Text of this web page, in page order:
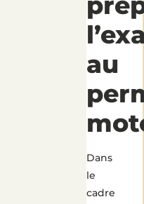
au
Dans
le
cadre